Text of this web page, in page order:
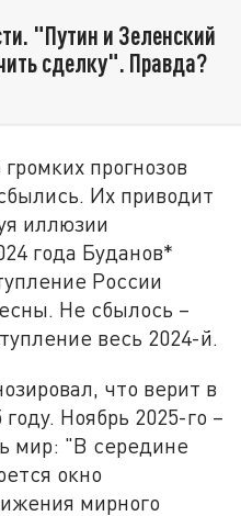
"Путин и Зеленский
сделку". Правда?
прогнозов
Их приводит
иллюзии
года Буданов*
России
Не сбылось –
весь 2024-й.
что верит в
Ноябрь 2025-го –
мир: "В середине
окно
мирного